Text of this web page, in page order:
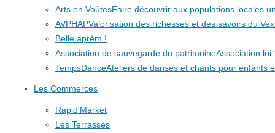
Arts en VoûtesFaire découvrir aux populations locales
AVPHAPValorisation des richesses et des savoirs du
Belle aprèm !
Association de sauvegarde du patrimoineAssociation loi
TempsDanceAteliers de danses et chants pour enfants
Les Commerces
Rapid'Market
Les Terrasses